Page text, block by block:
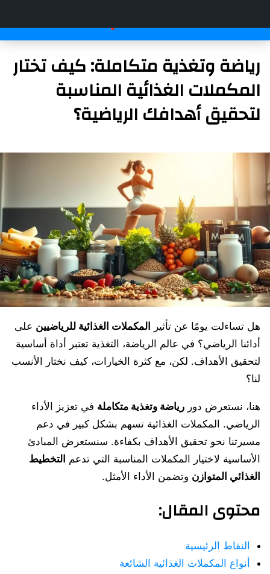
رياضة وتغذية متكاملة: كيف تختار
المكملات الغذائية المناسبة
لتحقيق أهدافك الرياضية؟
هل تساءلت يومًا عن تأثير المكملات الغذائية للرياضيين على
أدائنا الرياضي؟ في عالم الرياضة، التغذية تعتبر أداة أساسية
لتحقيق الأهداف. لكن، مع كثرة الخيارات، كيف نختار الأنسب
لنا؟
هنا، نستعرض دور رياضة وتغذية متكاملة في تعزيز الأداء
الرياضي. المكملات الغذائية تسهم بشكل كبير في دعم
مسيرتنا نحو تحقيق الأهداف بكفاءة. سنستعرض المبادئ
الأساسية لاختيار المكملات المناسبة التي تدعم التخطيط
الغذائي المتوازن وتضمن الأداء الأمثل.
محتوى المقال:
النقاط الرئيسية
أنواع المكملات الغذائية الشائعة